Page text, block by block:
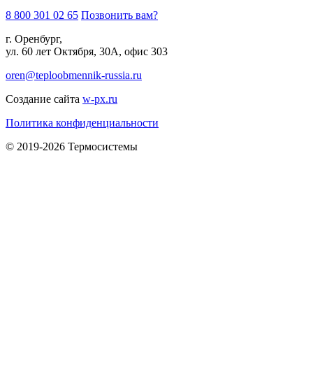
8 800 301 02 65 Позвонить вам?
г. Оренбург,
ул. 60 лет Октября, 30А, офис 303
oren@teploobmennik-russia.ru
Создание сайта w-px.ru
Политика конфиденциальности
© 2019-2026 Термосистемы